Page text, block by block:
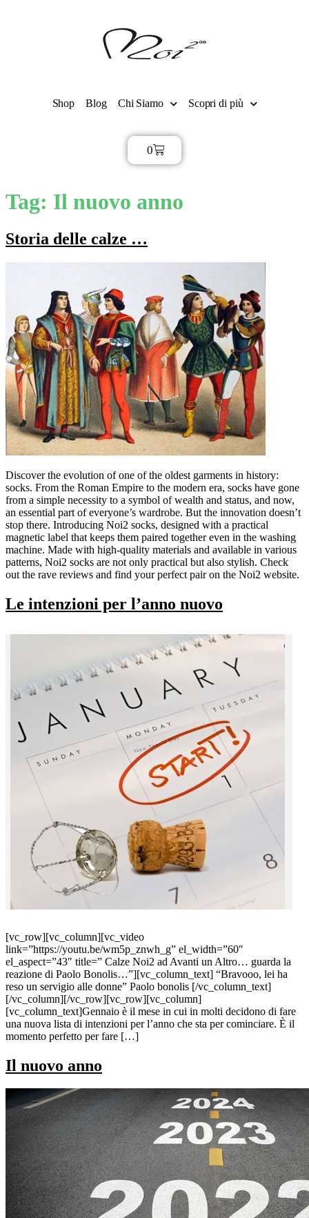
Shop Blog Chi Siamo Scopri di più
0
Tag: Il nuovo anno
Storia delle calze …
Discover the evolution of one of the oldest garments in history:
socks. From the Roman Empire to the modern era, socks have gone
from a simple necessity to a symbol of wealth and status, and now,
an essential part of everyone’s wardrobe. But the innovation doesn’t
stop there. Introducing Noi2 socks, designed with a practical
magnetic label that keeps them paired together even in the washing
machine. Made with high-quality materials and available in various
patterns, Noi2 socks are not only practical but also stylish. Check
out the rave reviews and find your perfect pair on the Noi2 website.
Le intenzioni per l’anno nuovo
[vc_row][vc_column][vc_video
link=”https://youtu.be/wm5p_znwh_g” el_width=”60″
el_aspect=”43″ title=” Calze Noi2 ad Avanti un Altro… guarda la
reazione di Paolo Bonolis…”][vc_column_text] “Bravooo, lei ha
reso un servigio alle donne” Paolo bonolis [/vc_column_text]
[/vc_column][/vc_row][vc_row][vc_column]
[vc_column_text]Gennaio è il mese in cui in molti decidono di fare
una nuova lista di intenzioni per l’anno che sta per cominciare. È il
momento perfetto per fare […]
Il nuovo anno